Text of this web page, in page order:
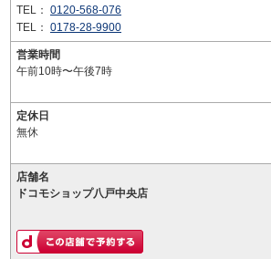
TEL： 0120-568-076
TEL： 0178-28-9900
営業時間
午前10時〜午後7時
定休日
無休
店舗名
ドコモショップ八戸中央店